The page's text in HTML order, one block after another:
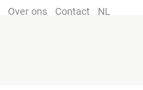
Over ons Contact
NL